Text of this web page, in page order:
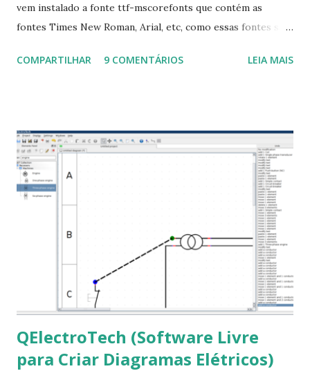
vem instalado a fonte ttf-mscorefonts que contém as
fontes Times New Roman, Arial, etc, como essas fontes são
a Associação Brasileira de Normas Técnicas (ABNT), exige
que contém essas fontes. Ao instalar o GNU/Linux abra o
terminal e execute o comando: $ sudo apt-get install ttf-
mscorefonts-installer Leia os termos de uso e avance
clicando em “Ok” Agora aceite os termos de uso clicando
em “Sim” Pronto agora abra o LibreOffice e veja se as
fontes Times New Roman, Arial estão instaladas. Caso
ocorra algum erro ou precisa reinstalar, execute: $ sudo
apt-get install --reinstall ttf-mscorefonts-installer
COMPARTILHAR 9 COMENTÁRIOS LEIA MAIS
QElectroTech (Software Livre
para Criar Diagramas Elétricos)